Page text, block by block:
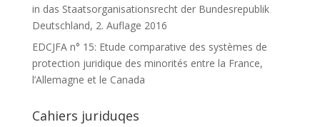
in das Staatsorganisationsrecht der Bundesrepublik
Deutschland, 2. Auflage 2016
EDCJFA n° 15: Etude comparative des systèmes de
protection juridique des minorités entre la France,
l’Allemagne et le Canada
Cahiers juriduqes